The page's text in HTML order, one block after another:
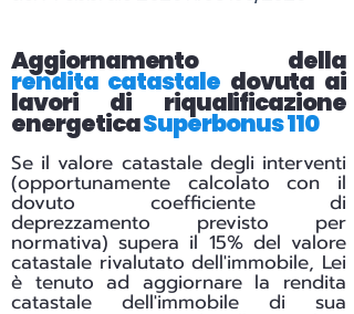
Aggiornamento della
rendita catastale dovuta ai
lavori di riqualificazione
energeticaSuperbonus 110
Se il valore catastale degli interventi
(opportunamente calcolato con il
dovuto coefficiente di
deprezzamento previsto per
normativa) supera il 15% del valore
catastale rivalutato dell'immobile, Lei
è tenuto ad aggiornare la rendita
catastale dell'immobile di sua